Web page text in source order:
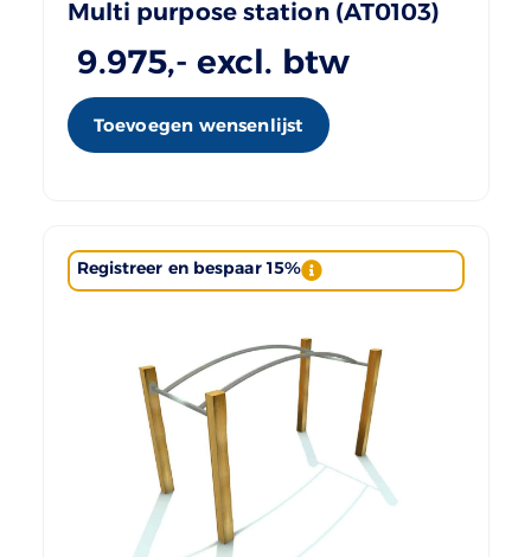
Multi purpose station (AT0103)
9.975,- excl. btw
Toevoegen wensenlijst
Registreer en bespaar 15%